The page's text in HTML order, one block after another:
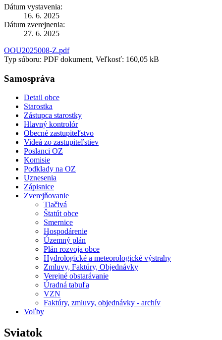
Dátum vystavenia:
16. 6. 2025
Dátum zverejnenia:
27. 6. 2025
OOU2025008-Z.pdf
Typ súboru: PDF dokument, Veľkosť: 160,05 kB
Samospráva
Detail obce
Starostka
Zástupca starostky
Hlavný kontrolór
Obecné zastupiteľstvo
Videá zo zastupiteľstiev
Poslanci OZ
Komisie
Podklady na OZ
Uznesenia
Zápisnice
Zverejňovanie
Tlačivá
Štatút obce
Smernice
Hospodárenie
Územný plán
Plán rozvoja obce
Hydrologické a meteorologické výstrahy
Zmluvy, Faktúry, Objednávky
Verejné obstarávanie
Úradná tabuľa
VZN
Faktúry, zmluvy, objednávky - archív
Voľby
Sviatok